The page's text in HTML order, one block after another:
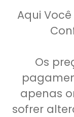
Aqui
Os
apenas
sofrer